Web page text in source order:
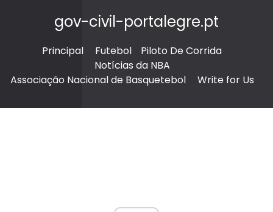
gov-civil-portalegre.pt
Principal Futebol
Piloto De Corrida
Notícias da NBA
Associação Nacional de Basquetebol
Write for Us